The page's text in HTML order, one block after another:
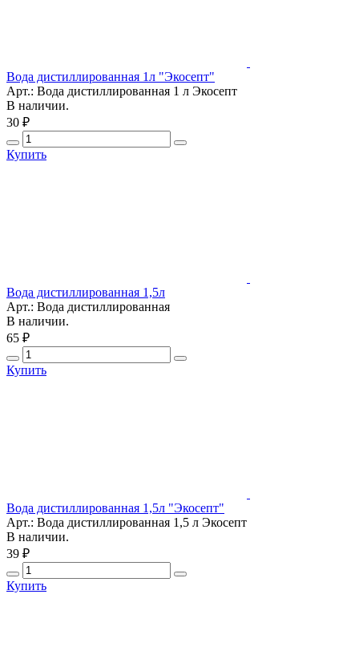
Вода дистиллированная 1л "Экосепт"
Арт.: Вода дистиллированная 1 л Экосепт
В наличии.
30 ₽
Купить
Вода дистиллированная 1,5л
Арт.: Вода дистиллированная
В наличии.
65 ₽
Купить
Вода дистиллированная 1,5л "Экосепт"
Арт.: Вода дистиллированная 1,5 л Экосепт
В наличии.
39 ₽
Купить